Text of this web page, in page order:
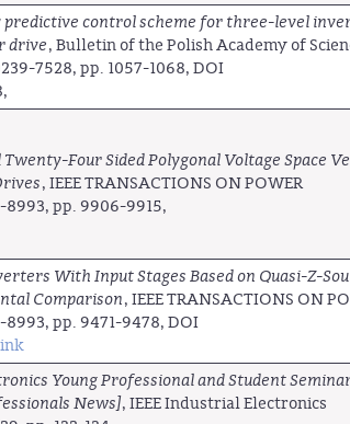
control scheme for three-level
drive, Bulletin of the Polish Academy of
7528, pp. 1057-1068, DOI
Four Sided Polygonal Voltage Space
, IEEE TRANSACTIONS ON POWER
8993, pp. 9906-9915,
With Input Stages Based on Quasi-Z-
Comparison, IEEE TRANSACTIONS ON
8993, pp. 9471-9478, DOI
Young Professional and Student
News], IEEE Industrial Electronics